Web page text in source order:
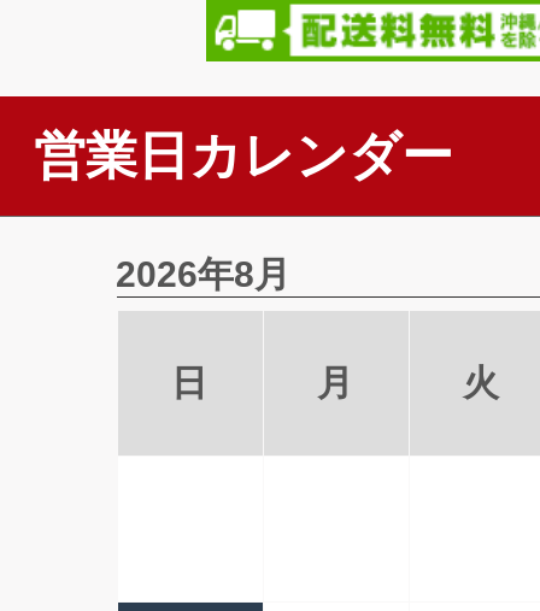
営業日カレンダー
2026年8月
日 月 火